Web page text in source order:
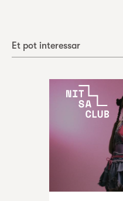
Et pot interessar